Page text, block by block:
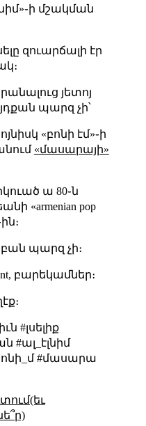
մշակման
զուարճալի էր
յետոյ
պարզ չի՝
«բոնի էմ»֊ի
«մասարայի»
ա 80֊ն
«armenian pop
պարզ չի։
բարեկամներ։
#լսելիք
#ալ_էլնիմ
#մասարա